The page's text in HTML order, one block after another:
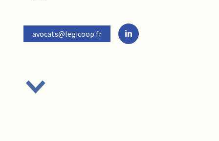
avocats@legicoop.fr